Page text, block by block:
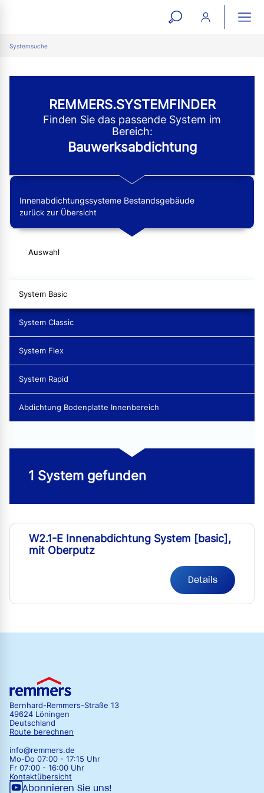
open
Systemsuche
REMMERS.SYSTEMFINDER
Finden Sie das passende System im
Bereich:
Bauwerksabdichtung
Innenabdichtungssysteme Bestandsgebäude
zurück zur Übersicht
Auswahl
System Basic
System Classic
System Flex
System Rapid
Abdichtung Bodenplatte Innenbereich
1 System gefunden
W2.1-E Innenabdichtung System [basic],
mit Oberputz
Details
Bernhard-Remmers-Straße 13
49624 Löningen
Deutschland
Route berechnen
info@remmers.de
Mo-Do 07:00 - 17:15 Uhr
Fr 07:00 - 16:00 Uhr
Kontaktübersicht
Abonnieren Sie uns!